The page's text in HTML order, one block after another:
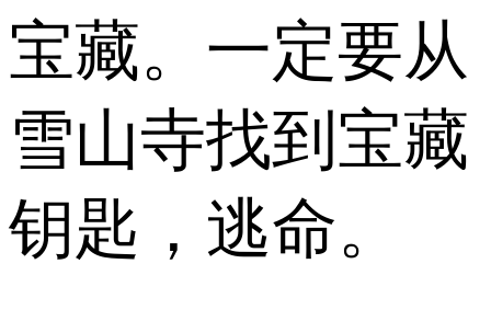
宝藏。一定要从
雪山寺找到宝藏
钥匙，逃命。